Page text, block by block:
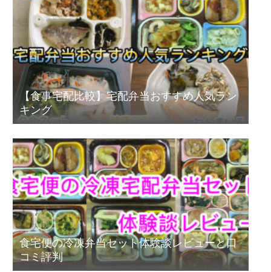
【食事宅配比較】宅配弁当おすすめ人気ラン
キング
食宅便の冷凍弁当セット体験談レビューと口
コミ評判